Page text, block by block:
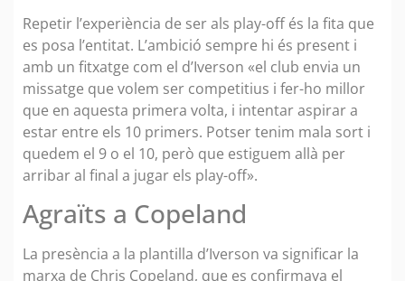
Repetir l’experiència de ser als play-off és la fita que
es posa l’entitat. L’ambició sempre hi és present i
amb un fitxatge com el d’Iverson «el club envia un
missatge que volem ser competitius i fer-ho millor
que en aquesta primera volta, i intentar aspirar a
estar entre els 10 primers. Potser tenim mala sort i
quedem el 9 o el 10, però que estiguem allà per
arribar al final a jugar els play-off».
Agraïts a Copeland
La presència a la plantilla d’Iverson va significar la
marxa de Chris Copeland, que es confirmava el